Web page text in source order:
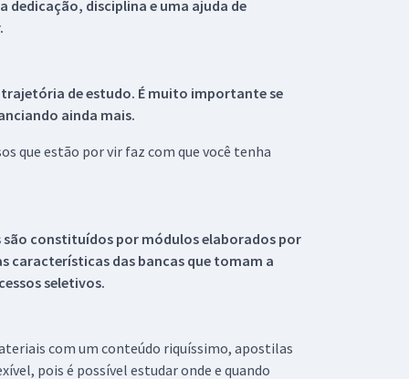
dedicação, disciplina e uma ajuda de
de estudo. É muito importante se
ainda mais.
que estão por vir faz com que você tenha
são constituídos por módulos elaborados por
características das bancas que tomam a
seletivos.
com um conteúdo riquíssimo, apostilas
pois é possível estudar onde e quando